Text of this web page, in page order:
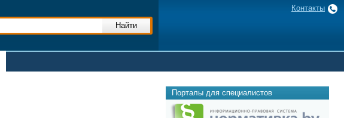
Контакты
Порталы для специалистов